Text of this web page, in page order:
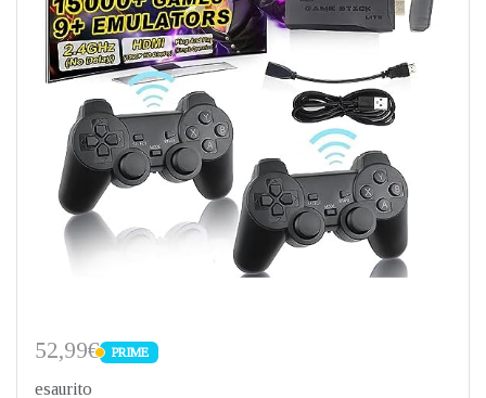
52,99€ PRIME
PRIME
esaurito